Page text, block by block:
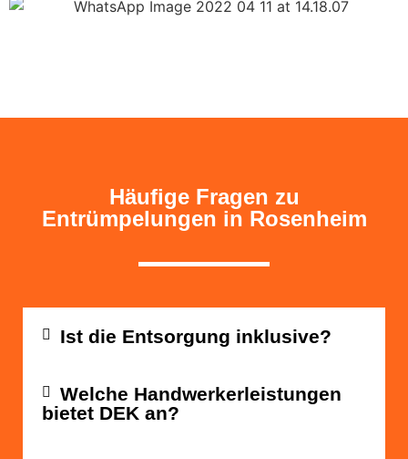
Häufige Fragen zu
Entrümpelungen in Rosenheim
Ist die Entsorgung inklusive?
Welche Handwerkerleistungen
bietet DEK an?